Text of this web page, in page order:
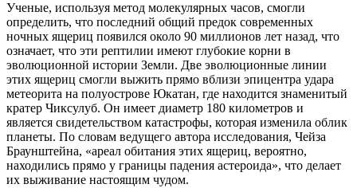
Ученые, используя метод молекулярных часов, смогли
определить, что последний общий предок современных
ночных ящериц появился около 90 миллионов лет назад, что
означает, что эти рептилии имеют глубокие корни в
эволюционной истории Земли. Две эволюционные линии
этих ящериц смогли выжить прямо вблизи эпицентра удара
метеорита на полуострове Юкатан, где находится знаменитый
кратер Чиксулуб. Он имеет диаметр 180 километров и
является свидетельством катастрофы, которая изменила облик
планеты. По словам ведущего автора исследования, Чейза
Браунштейна, «ареал обитания этих ящериц, вероятно,
находились прямо у границы падения астероида», что делает
их выживание настоящим чудом.